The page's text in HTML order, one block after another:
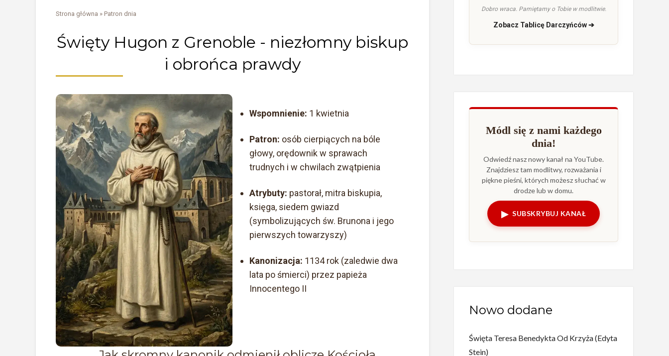
Strona główna » Patron dnia
Święty Hugon z Grenoble - niezłomny biskup
i obrońca prawdy
Wspomnienie: 1 kwietnia
Patron: osób cierpiących na bóle
głowy, orędownik w sprawach
trudnych i w chwilach zwątpienia
Atrybuty: pastorał, mitra biskupia,
księga, siedem gwiazd
(symbolizujących św. Brunona i jego
pierwszych towarzyszy)
Kanonizacja: 1134 rok (zaledwie dwa
lata po śmierci) przez papieża
Innocentego II
Dobro wraca. Pamiętamy o Tobie w modlitwie.
Zobacz Tablicę Darczyńców ➔
Módl się z nami każdego
dnia!
Odwiedź nasz nowy kanał na YouTube.
Znajdziesz tam modlitwy, rozważania i
piękne pieśni, których możesz słuchać w
drodze lub w domu.
▶ SUBSKRYBUJ KANAŁ
Nowo dodane
Święta Teresa Benedykta Od Krzyża (Edyta
Stein)